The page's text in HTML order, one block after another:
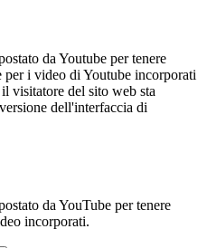
da Youtube per tenere
per i video di Youtube incorporati
visitatore del sito web sta
dell'interfaccia di
da YouTube per tenere
incorporati.